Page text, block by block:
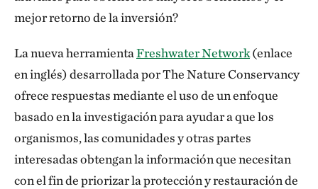
mejor retorno de la inversión?
La nueva herramientaFreshwater Network(enlace
en inglés) desarrollada por The Nature Conservancy
ofrece respuestas mediante el uso de un enfoque
basado en la investigación para ayudar a que los
organismos, las comunidades y otras partes
interesadas obtengan la información que necesitan
con el fin de priorizar la protección y restauración de